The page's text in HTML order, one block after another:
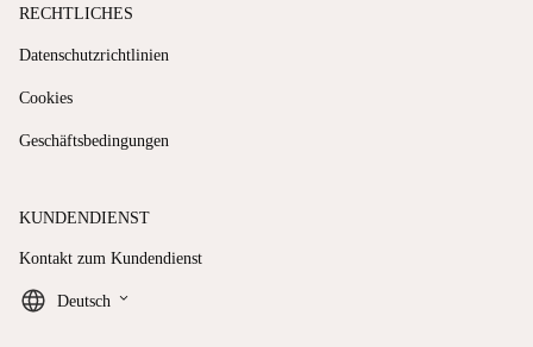
RECHTLICHES
Datenschutzrichtlinien
Cookies
Geschäftsbedingungen
KUNDENDIENST
Kontakt zum Kundendienst
Deutsch keyboard_arrow_down